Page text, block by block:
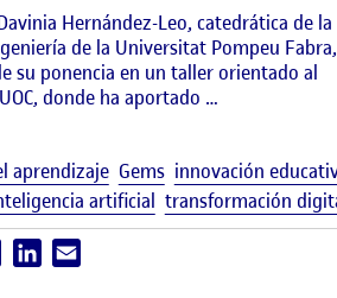
Hernández-Leo, catedrática de la
de la Universitat Pompeu Fabra,
su ponencia en un taller orientado al
donde ha aportado …
aprendizaje Gems innovación
artificial transformación
BlueskyLinkedIn